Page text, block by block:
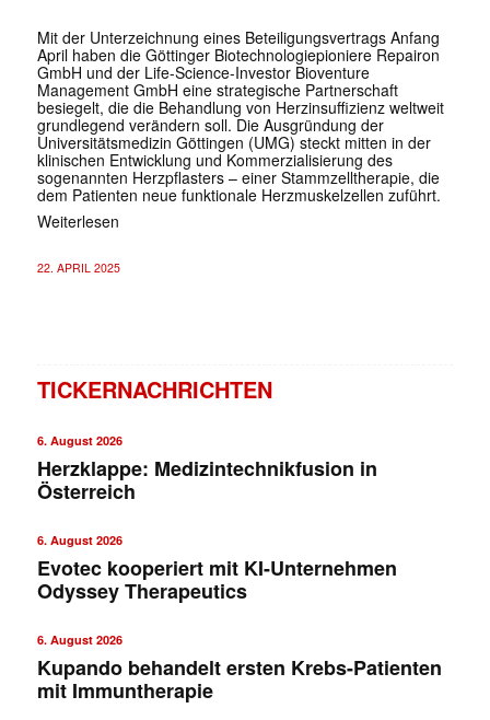
Mit der Unterzeichnung eines Beteiligungsvertrags Anfang
April haben die Göttinger Biotechnologiepioniere Repairon
GmbH und der Life-Science-Investor Bioventure
Management GmbH eine strategische Partnerschaft
besiegelt, die die Behandlung von Herzinsuffizienz weltweit
grundlegend verändern soll. Die Ausgründung der
Universitätsmedizin Göttingen (UMG) steckt mitten in der
klinischen Entwicklung und Kommerzialisierung des
sogenannten Herzpflasters – einer Stammzelltherapie, die
dem Patienten neue funktionale Herzmuskelzellen zuführt.
Weiterlesen
22. APRIL 2025
TICKERNACHRICHTEN
6. August 2026
Herzklappe: Medizintechnikfusion in
Österreich
6. August 2026
Evotec kooperiert mit KI-Unternehmen
Odyssey Therapeutics
6. August 2026
Kupando behandelt ersten Krebs-Patienten
mit Immuntherapie